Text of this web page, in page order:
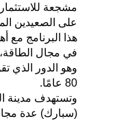
مشجعة
على الصعيدين
هذا البرنامج مع
في مجال الطاقة،
وهو الدور الذي
80 عامًا.
وتستهدف مدينة
(سبارك) عدة